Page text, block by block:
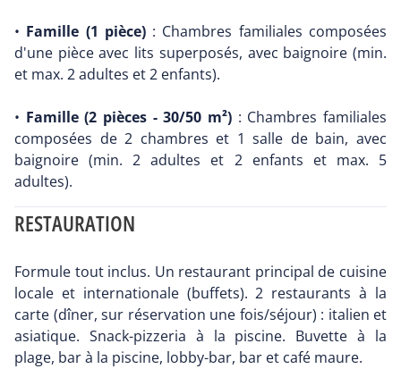
• Famille (1 pièce): Chambres familiales composées
d'une pièce avec lits superposés, avec baignoire (min.
et max. 2 adultes et 2 enfants).
• Famille (2 pièces - 30/50 m²) : Chambres familiales
composées de 2 chambres et 1 salle de bain, avec
baignoire (min. 2 adultes et 2 enfants et max. 5
adultes).
RESTAURATION
Formule tout inclus. Un restaurant principal de cuisine
locale et internationale (buffets). 2 restaurants à la
carte (dîner, sur réservation une fois/séjour) : italien et
asiatique. Snack-pizzeria à la piscine. Buvette à la
plage, bar à la piscine, lobby-bar, bar et café maure.